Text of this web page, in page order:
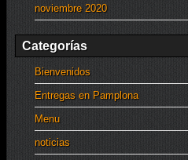
noviembre 2020
Categorías
Bienvenidos
Entregas en Pamplona
Menu
noticias